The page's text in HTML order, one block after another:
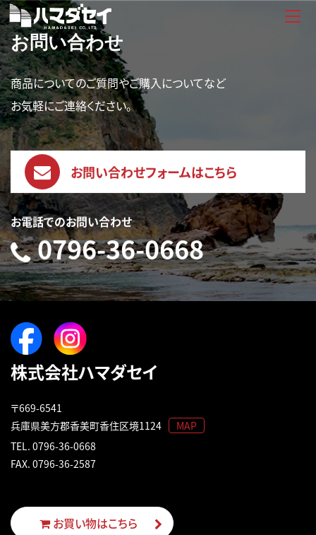
お問い合わせ
商品についてのご質問やご購入についてなど
お気軽にご連絡ください。
お問い合わせフォームはこちら
お電話でのお問い合わせ
0796-36-0668
株式会社ハマダセイ
〒669-6541
兵庫県美方郡香美町香住区境1124
MAP
TEL. 0796-36-0668
FAX. 0796-36-2587
お買い物はこちら